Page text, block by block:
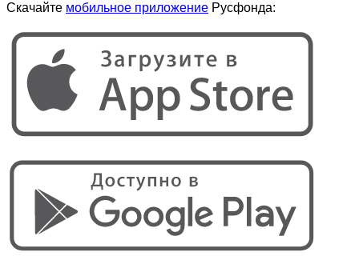
Скачайте мобильное приложение Русфонда: